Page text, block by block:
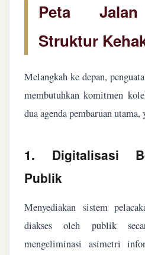
Peta
Struktur
Melangkah ke depan,
membutuhkan komitmen
dua agenda pembaruan utama,
1. Digitalisasi
Publik
Menyediakan sistem
diakses oleh publik
mengeliminasi asimetri